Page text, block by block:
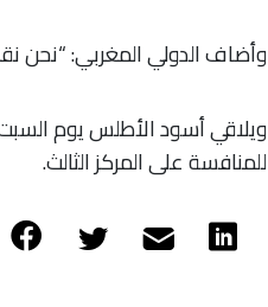
وأضاف الدولي المغربي: “نحن
ويلاقي أسود الأطلس يوم السبت
للمنافسة على المركز الثالث.